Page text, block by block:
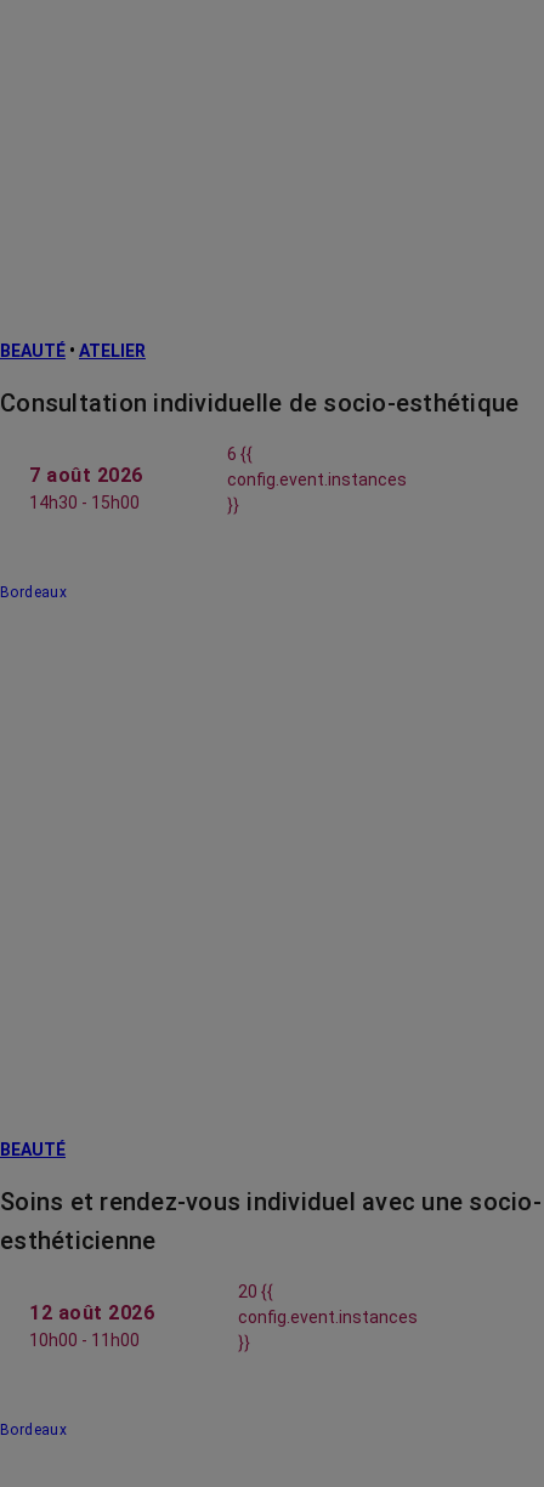
BEAUTÉ • ATELIER
Consultation individuelle de socio-esthétique
7 août 2026
14h30 - 15h00
6 {{
config.event.instances
}}
Bordeaux
BEAUTÉ
Soins et rendez-vous individuel avec une socio-
esthéticienne
12 août 2026
10h00 - 11h00
20 {{
config.event.instances
}}
Bordeaux